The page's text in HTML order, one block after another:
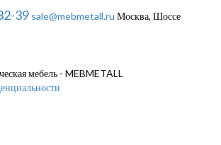
39 sale@mebmetall.ru Москва, Шоссе
мебель - MEBMETALL